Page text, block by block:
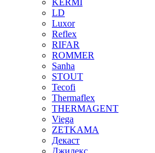
LD
Luxor
Reflex
RIFAR
ROMMER
Sanha
STOUT
Tecofi
Thermaflex
THERMAGENT
Viega
ZETKAMA
Декаст
Джилекс